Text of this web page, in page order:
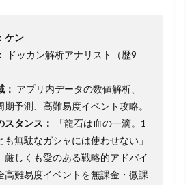
ケン
ドッカン解析アナリスト（歴9
： アプリ内データの数値解析、
期予測、高難易度イベント攻略。
スタンス：
「龍石は血の一滴。1
も無駄なガシャには使わせない」
厳しくも愛のある戦略的アドバイ
高難易度イベントを無課金・微課